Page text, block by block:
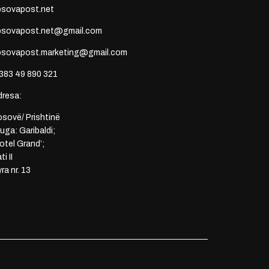
49 890 321
Prishtinë
Garibaldi;
Grand’;
II
nr. 13